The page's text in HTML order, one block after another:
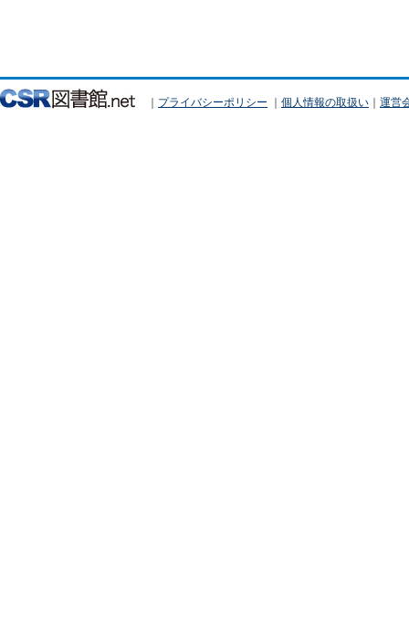
｜ プライバシーポリシー ｜ 個人情報の取扱い ｜ 運営